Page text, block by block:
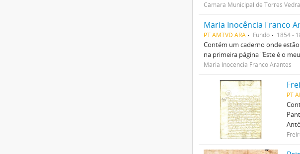
Câmara Municipal de Torres
Maria Inocência Franco
PT AMTVD ARA Fundo 1854 -
Contém um caderno onde
na primeira página "Este é o
Maria Inocência Franco Arantes
PT